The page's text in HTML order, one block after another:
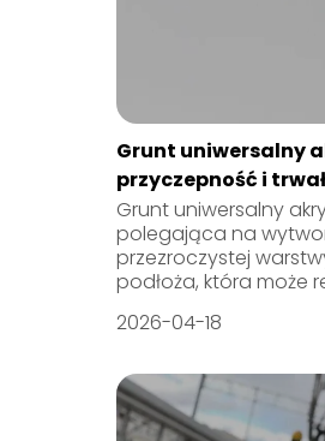
Grunt uniwersalny
przyczepność i
Grunt uniwersalny
polegająca na
przezroczystej
podłoża, która może
2026-04-18